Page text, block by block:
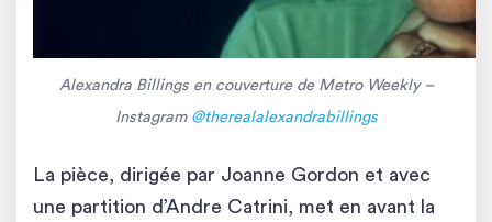
Alexandra Billings en couverture de Metro Weekly –
Instagram @therealalexandrabillings
La pièce, dirigée par Joanne Gordon et avec
une partition d’Andre Catrini, met en avant la